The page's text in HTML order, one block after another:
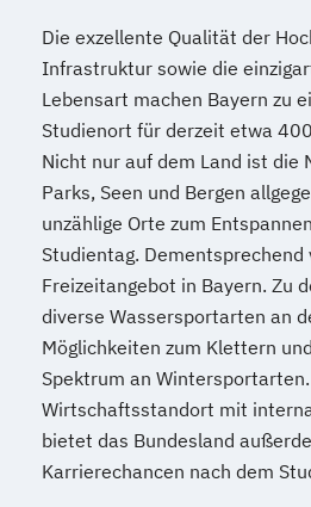
Schulbegleiter*in
Senior
Spanisch Sprachkurs A1
Spanisch Sprachkurs A2
Spanisch Sprachkurs B1
Spanisch Sprachkurs B2
Spanisch Sprachkurs C1
Spanisch Sprachkurs C2
Spezialist*in
Spezialist*in Big Data
Spezialist*in CAD
Simulation
Spezialist*in Controlling
Spezialist*in Embedded
Die exzellente Qualität der
Infrastruktur sowie die
Lebensart machen Bayern zu
Studienort für derzeit etwa
Nicht nur auf dem Land ist die
Parks, Seen und Bergen
unzählige Orte zum
Studientag.
Freizeitangebot in Bayern. Zu
diverse Wassersportarten an
Möglichkeiten zum Klettern
Spektrum an
Wirtschaftsstandort mit
bietet das Bundesland
Karrierechancen nach dem